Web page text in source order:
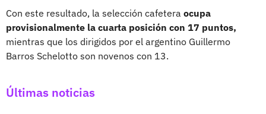
Con este resultado, la selección cafetera ocupa
provisionalmente la cuarta posición con 17 puntos,
mientras que los dirigidos por el argentino Guillermo
Barros Schelotto son novenos con 13.
Últimas noticias